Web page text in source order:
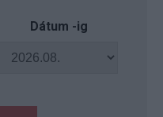
Dátum -ig